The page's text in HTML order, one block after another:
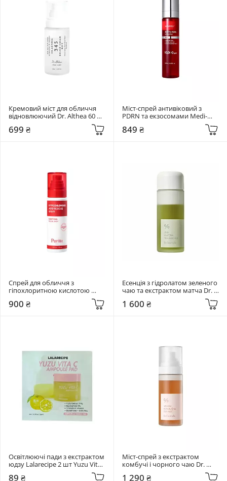
Кремовий міст для обличчя
відновлюючий Dr. Althea 60 мл
699 ₴
Міст-спрей антивіковий з
PDRN та екзосомами Medi-
Peel 120 мл Phyto Exosome
PDRN Lifting Shot Mist
849 ₴
Спрей для обличчя з
гіпохлоритною кислотою
Hypochlorous Acid Rescue
900 ₴
Есенція з гідролатом зеленого
чаю та екстрактом матча Dr.
Ceuracle 150 мл Jeju Matcha Tea
Essence
1 600 ₴
Освітлюючі пади з екстрактом
юдзу Lalarecipe 2 шт Yuzu Vita
89 ₴
Міст-спрей з екстрактом
комбучі і чорного чаю Dr.
1 290 ₴